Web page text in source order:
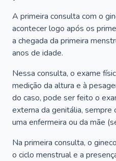
A primeira consulta com o
acontecer logo após os
a chegada da primeira
anos de idade.
Nessa consulta, o exame
medição da altura e à
do caso, pode ser feito o
externa da genitália, sempre
uma enfermeira ou da mãe
Na primeira consulta, o
o ciclo menstrual e a